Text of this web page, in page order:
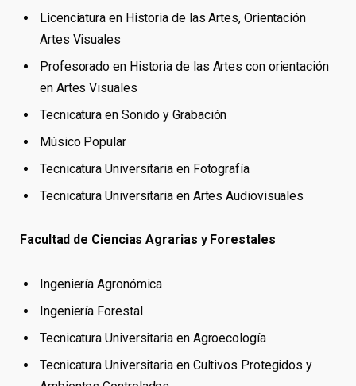
Licenciatura en Historia de las Artes, Orientación
Artes Visuales
Profesorado en Historia de las Artes con orientación
en Artes Visuales
Tecnicatura en Sonido y Grabación
Músico Popular
Tecnicatura Universitaria en Fotografía
Tecnicatura Universitaria en Artes Audiovisuales
Facultad de Ciencias Agrarias y Forestales
Ingeniería Agronómica
Ingeniería Forestal
Tecnicatura Universitaria en Agroecología
Tecnicatura Universitaria en Cultivos Protegidos y